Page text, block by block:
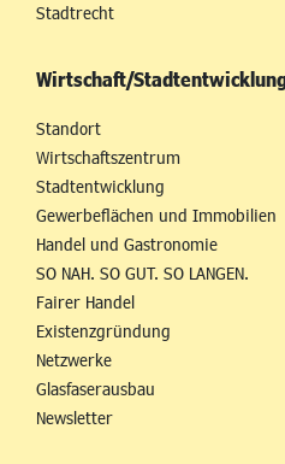
Stadtrecht
Wirtschaft/
Standort
Wirtschaftszentrum
Stadtentwicklung
Gewerbeflächen und Immobilien
Handel und Gastronomie
SO NAH. SO GUT. SO LANGEN.
Fairer Handel
Existenzgründung
Netzwerke
Glasfaserausbau
Newsletter